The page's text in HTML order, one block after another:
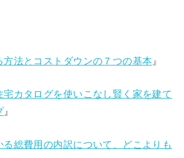
方法とコストダウンの７つの基本 』
宅カタログを使いこなし賢く家を建て
』
る総費用の内訳について、どこよりも